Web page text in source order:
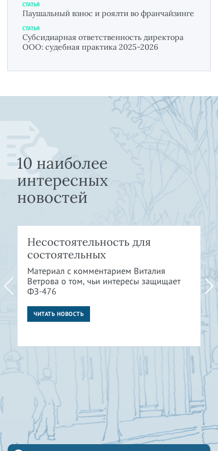
СТАТЬЯ
Паушальный взнос и роялти во франчайзинге
СТАТЬЯ
Субсидиарная ответственность директора
ООО: судебная практика 2025-2026
10 наиболее
интересных
новостей
Несостоятельность для
состоятельных
Материал с комментарием Виталия
Ветрова о том, чьи интересы защищает
ФЗ-476
ЧИТАТЬ НОВОСТЬ